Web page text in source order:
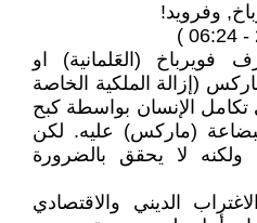
فويرباخ (العَلمانية) او
(إزالة الملكية الخاصة
الإنسان بواسطة كبح
(ماركس) عليه. لكن
لا يحقق بالضرورة
الديني والاقتصادي